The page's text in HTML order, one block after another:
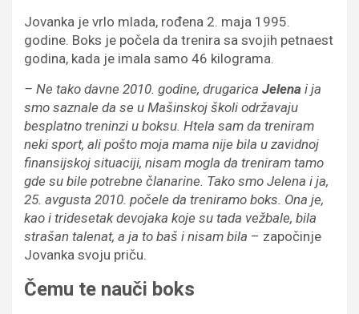
Jovanka je vrlo mlada, rođena 2. maja 1995.
godine. Boks je počela da trenira sa svojih petnaest
godina, kada je imala samo 46 kilograma.
– Ne tako davne 2010. godine, drugarica Jelena i ja
smo saznale da se u Mašinskoj školi održavaju
besplatno treninzi u boksu. Htela sam da treniram
neki sport, ali pošto moja mama nije bila u zavidnoj
finansijskoj situaciji, nisam mogla da treniram tamo
gde su bile potrebne članarine. Tako smo Jelena i ja,
25. avgusta 2010. počele da treniramo boks. Ona je,
kao i tridesetak devojaka koje su tada vežbale, bila
strašan talenat, a ja to baš i nisam bila – započinje
Jovanka svoju priču.
Čemu te nauči boks